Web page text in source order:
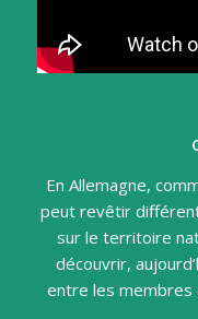
En Allemagne,
peut revêtir
sur le territoire
découvrir,
entre les membres